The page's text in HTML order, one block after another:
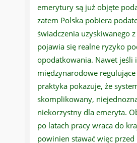
emerytury są już objęte
zatem Polska pobiera
świadczenia uzyskiwanego
pojawia się realne ryzyko
opodatkowania. Nawet jeśli
międzynarodowe
praktyka pokazuje, że
skomplikowany,
niekorzystny dla emeryta.
po latach pracy wraca do
powinien stawać więc przed